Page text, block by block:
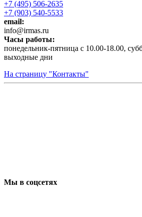
+7 (495) 506-2635
+7 (903) 540-5533
email:
infо@irmas.ru
Часы работы:
понедельник-пятница с 10.00-18.00,
выходные дни
На страницу "Контакты"
Мы в соцсетях